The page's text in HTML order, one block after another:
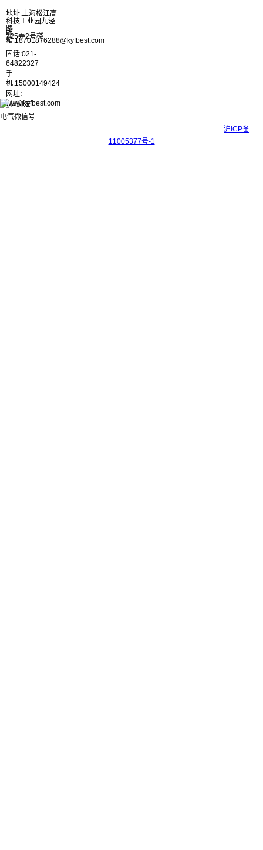
地址:上海松江高
科技工业园九泾
路
325弄2号楼
邮
箱:18701876288@kyfbest.com
固话:021-
64822327
手
机:15000149424
网址：
www.kyfbest.com
沪ICP备
11005377号-1